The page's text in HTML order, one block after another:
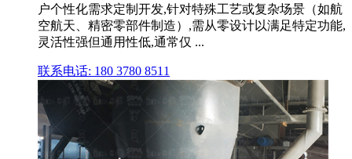
户个性化需求定制开发,针对特殊工艺或复杂场景（如航
空航天、精密零部件制造）,需从零设计以满足特定功能,
灵活性强但通用性低,通常仅 ...
联系电话: 180 3780 8511